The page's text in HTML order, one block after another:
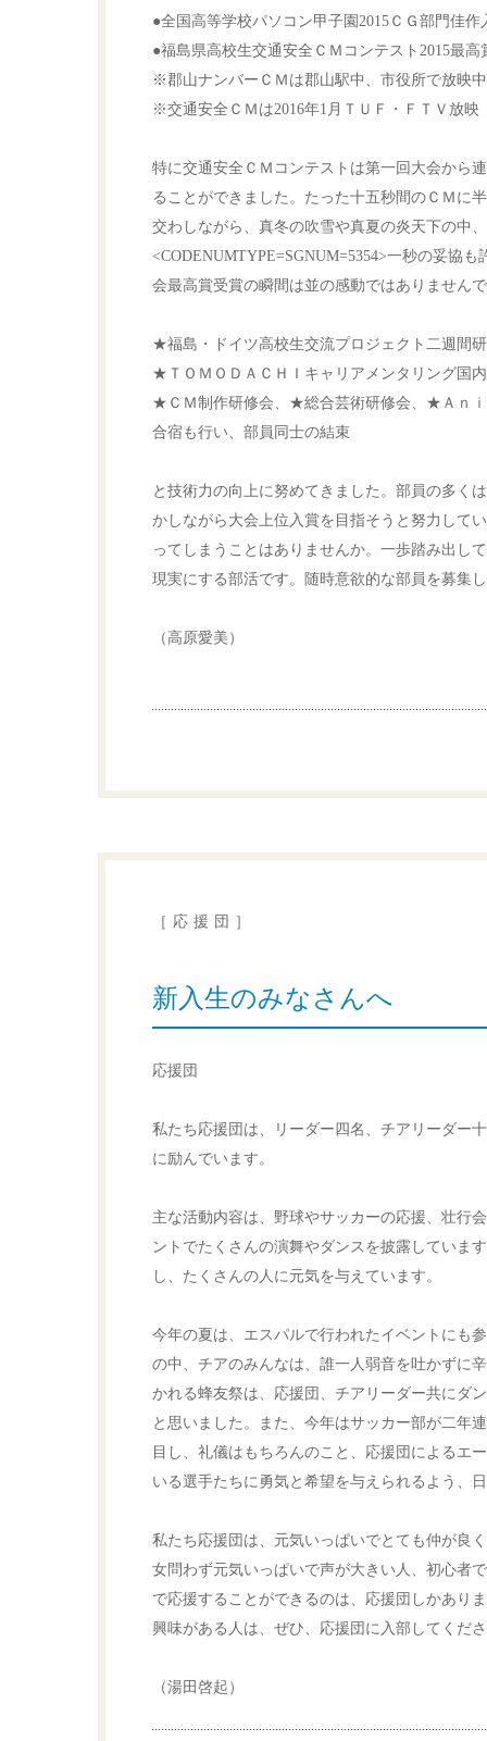
●全国高等学校パソコン甲子園2015ＣＧ部門佳作
●福島県高校生交通安全ＣＭコンテスト2015最高
※郡山ナンバーＣＭは郡山駅中、市役所で放映中
※交通安全ＣＭは2016年1月ＴＵＦ・ＦＴＶ放映
特に交通安全ＣＭコンテストは第一回大会から
ることができました。たった十五秒間のＣＭに
交わしながら、真冬の吹雪や真夏の炎天下の中
<CODENUMTYPE=SGNUM=5354>一秒の妥協
会最高賞受賞の瞬間は並の感動ではありません
★福島・ドイツ高校生交流プロジェクト二週間
★ＴＯＭＯＤＡＣＨＩキャリアメンタリング国
★ＣＭ制作研修会、★総合芸術研修会、★Ａｎｉ
合宿も行い、部員同士の結束
と技術力の向上に努めてきました。部員の多く
かしながら大会上位入賞を目指そうと努力して
ってしまうことはありませんか。一歩踏み出し
現実にする部活です。随時意欲的な部員を募集
（高原愛美）
［応援団］
新入生のみなさんへ
応援団
私たち応援団は、リーダー四名、チアリーダー
に励んでいます。
主な活動内容は、野球やサッカーの応援、壮行
ントでたくさんの演舞やダンスを披露していま
し、たくさんの人に元気を与えています。
今年の夏は、エスパルで行われたイベントにも
の中、チアのみんなは、誰一人弱音を吐かずに
かれる蜂友祭は、応援団、チアリーダー共にダ
と思いました。また、今年はサッカー部が二年
目し、礼儀はもちろんのこと、応援団によるエ
いる選手たちに勇気と希望を与えられるよう、
私たち応援団は、元気いっぱいでとても仲が良
女問わず元気いっぱいで声が大きい人、初心者
で応援することができるのは、応援団しかあり
興味がある人は、ぜひ、応援団に入部してくだ
（湯田啓起）